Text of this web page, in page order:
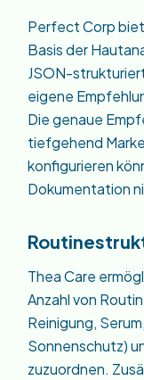
Perfect Corp
Basis der
JSON-
eigene
Die genaue
tiefgehend
konfigurieren
Dokumentation
Thea Care
Anzahl von
Reinigung,
Sonnenschutz)
zuzuordnen.